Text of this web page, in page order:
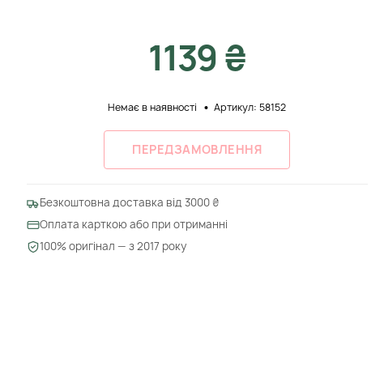
1139 ₴
Немає в наявності Артикул: 58152
ПЕРЕДЗАМОВЛЕННЯ
Безкоштовна доставка від 3000 ₴
Оплата карткою або при отриманні
100% оригінал — з 2017 року